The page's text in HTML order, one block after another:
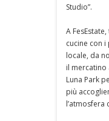
Studio”.
A
cucine con
locale, da
il mercatino
Luna Park
più
l’atmosfera